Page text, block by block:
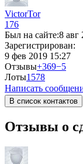
VictorTor
176
Был на сайте:8 авг
Зарегистрирован:
9 фев 2019 15:27
Отзывы+369−5
Лоты1578
Написать
В список контактов
Отзывы о